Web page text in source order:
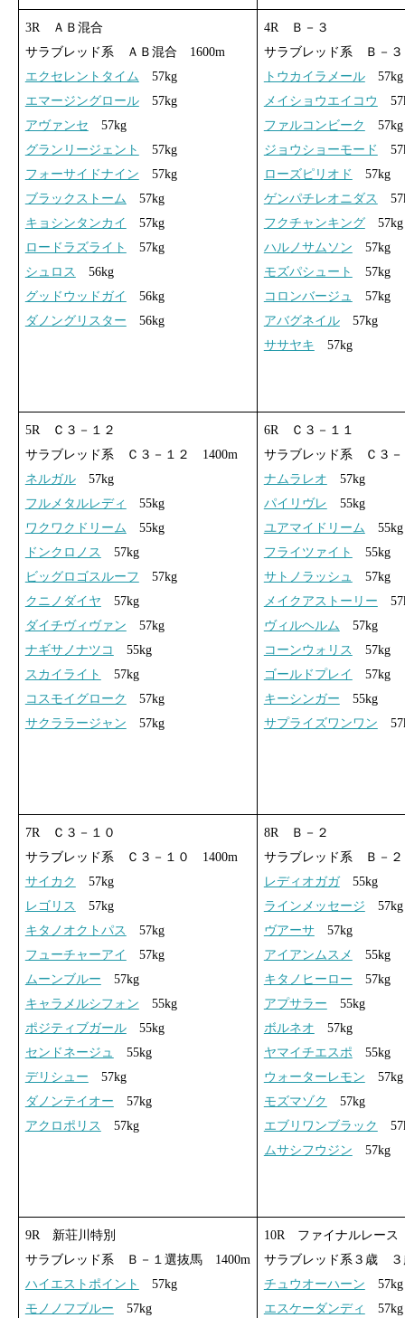
3R ＡＢ混合
サラブレッド系 ＡＢ混合 1600m
エクセレントタイム 57kg
エマージングロール57kg
アヴァンセ 57kg
グランリージェント
57kg
フォーサイドナイン 57kg
ブラックストーム 57kg
キョシンタンカイ
57kg
ロードラズライト
57kg
シュロス
56kg
グッドウッドガイ
56kg
ダノングリスター 56kg
4R Ｂ－３
サラブレッド系 Ｂ－
トウカイラメール57kg
メイショウエイコウ
ファルコンビーク
57kg
ジョウショーモード
ローズピリオド
57kg
ゲンパチレオニダス
フクチャンキング57kg
ハルノサムソン 57kg
モズパシュート
57kg
コロンバージュ
57kg
アバグネイル57kg
ササヤキ 57kg
5R Ｃ３－１２
サラブレッド系 Ｃ３－１２ 1400m
ネルガル57kg
フルメタルレディ
55kg
ワクワクドリーム 55kg
ドンクロノス
57kg
ビッグロゴスルーフ 57kg
クニノダイヤ 57kg
ダイチヴィヴァン 57kg
ナギサノナツコ
55kg
スカイライト
57kg
コスモイグローク
57kg
サクララージャン 57kg
6R Ｃ３－１１
サラブレッド系 Ｃ３
ナムラレオ 57kg
パイリヴレ 55kg
ユアマイドリーム 55kg
フライツァイト
55kg
サトノラッシュ
57kg
メイクアストーリー
ヴィルヘルム 57kg
コーンウォリス
57kg
ゴールドプレイ
57kg
キーシンガー 55kg
サプライズワンワン
7R Ｃ３－１０
サラブレッド系 Ｃ３－１０ 1400m
サイカク
57kg
レゴリス
57kg
キタノオクトパス
57kg
フューチャーアイ
57kg
ムーンブルー 57kg
キャラメルシフォン 55kg
ポジティブガール55kg
センドネージュ
55kg
デリシュー 57kg
ダノンテイオー 57kg
アクロポリス
57kg
8R Ｂ－２
サラブレッド系 Ｂ－
レディオガガ55kg
ラインメッセージ 57kg
ヴアーサ57kg
アイアンムスメ
55kg
キタノヒーロー 57kg
アプサラー 55kg
ボルネオ 57kg
ヤマイチエスポ 55kg
ウォーターレモン 57kg
モズマゾク
57kg
エブリワンブラック
ムサシフウジン 57kg
9R 新荘川特別
サラブレッド系 Ｂ－１選抜馬 1400m
ハイエストポイント
57kg
モノノフブルー 57kg
10R ファイナルレース
サラブレッド系３歳
チュウオーハーン 57kg
エスケーダンディ
57kg